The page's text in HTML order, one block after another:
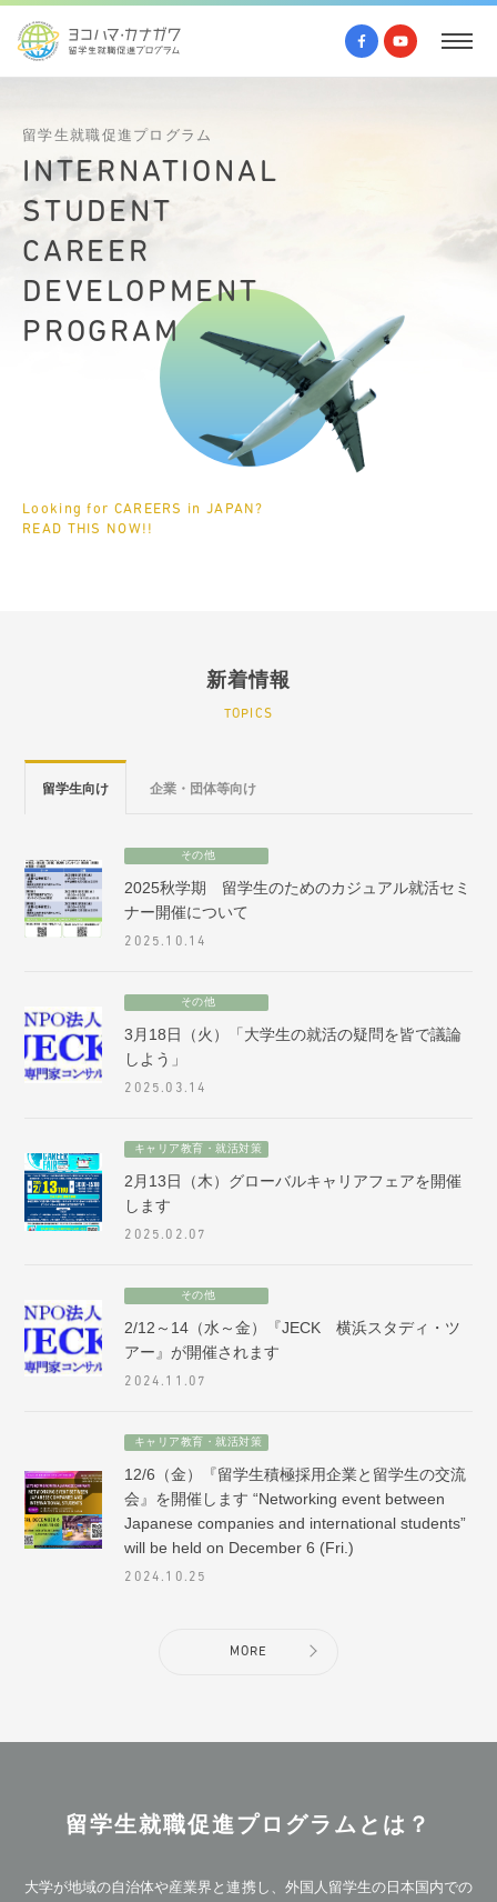
INTERNATIONAL
STUDENT
CAREER
DEVELOPMENT
PROGRAM
留学生就職促進プログラム
Looking for CAREERS in JAPAN?
READ THIS NOW!!
新着情報
TOPICS
留学生向け 企業・団体等向け
その他
2025秋学期 留学生のためのカジュアル就活セミ
ナー開催について
2025.10.14
その他
3月18日（火）「大学生の就活の疑問を皆で議論
しよう」
2025.03.14
キャリア教育・就活対策
2月13日（木）グローバルキャリアフェアを開催
します
2025.02.07
その他
2/12～14（水～金）『JECK 横浜スタディ・ツ
アー』が開催されます
2024.11.07
キャリア教育・就活対策
12/6（金）『留学生積極採用企業と留学生の交流
会』を開催します “Networking event between
Japanese companies and international students”
will be held on December 6 (Fri.)
2024.10.25
MORE
留学生就職促進プログラムとは？
大学が地域の自治体や産業界と連携し、外国人留学生の日本国内での